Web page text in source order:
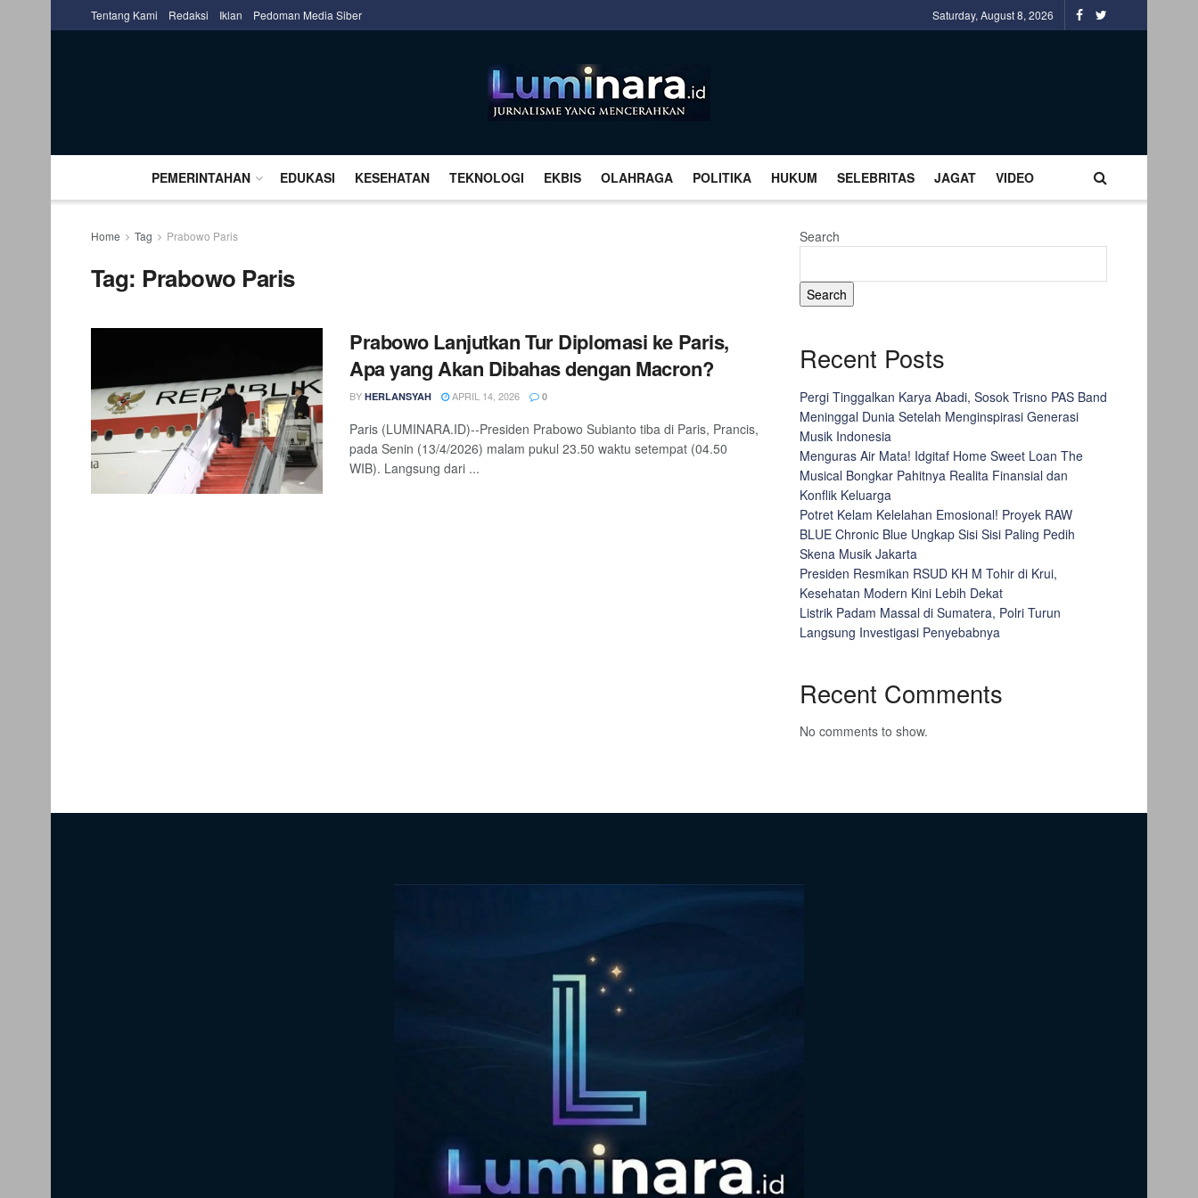
Tentang Kami Redaksi Iklan Pedoman Media Siber Saturday, August 8, 2026
PEMERINTAHAN EDUKASI KESEHATAN TEKNOLOGI EKBIS OLAHRAGA POLITIKA HUKUM SELEBRITAS JAGAT VIDEO
Home Tag Prabowo Paris
Tag: Prabowo Paris
Prabowo Lanjutkan Tur Diplomasi ke Paris,
Apa yang Akan Dibahas dengan Macron?
BY HERLANSYAH APRIL 14, 2026 0
Paris (LUMINARA.ID)--Presiden Prabowo Subianto tiba di Paris, Prancis,
pada Senin (13/4/2026) malam pukul 23.50 waktu setempat (04.50
WIB). Langsung dari ...
Search
Search
Recent Posts
Pergi Tinggalkan Karya Abadi, Sosok Trisno PAS Band
Meninggal Dunia Setelah Menginspirasi Generasi
Musik Indonesia
Menguras Air Mata! Idgitaf Home Sweet Loan The
Musical Bongkar Pahitnya Realita Finansial dan
Konflik Keluarga
Potret Kelam Kelelahan Emosional! Proyek RAW
BLUE Chronic Blue Ungkap Sisi Sisi Paling Pedih
Skena Musik Jakarta
Presiden Resmikan RSUD KH M Tohir di Krui,
Kesehatan Modern Kini Lebih Dekat
Listrik Padam Massal di Sumatera, Polri Turun
Langsung Investigasi Penyebabnya
Recent Comments
No comments to show.